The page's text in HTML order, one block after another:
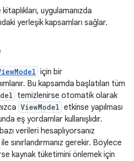
uygulamanızda
yerleşik kapsamları sağlar.
için bir
Bu kapsamda başlatılan tüm
temizlenirse otomatik olarak
ViewModel etkinse yapılması
eş yordamlar kullanışlıdır.
verileri hesaplıyorsanız
ile sınırlandırmanız gerekir. Böylece
kaynak tüketimini önlemek için